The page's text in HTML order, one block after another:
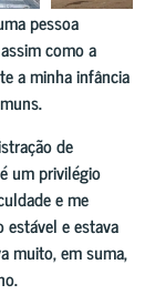
pessoa
como a
a minha infância
de
um privilégio
e me
e estava
muito, em suma,